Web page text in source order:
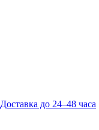
Доставка до 24–48 часа